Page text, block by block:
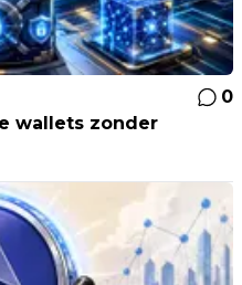
0
wallets zonder